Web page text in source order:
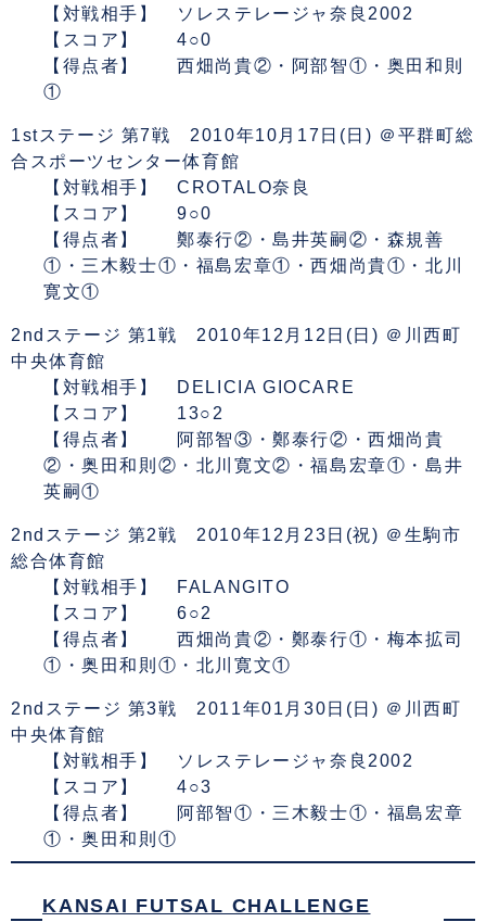
【対戦相手】 ソレステレージャ奈良2002
【スコア】 4○0
【得点者】 西畑尚貴②・阿部智①・奥田和則
①
1stステージ 第7戦 2010年10月17日(日) ＠平群町総
合スポーツセンター体育館
【対戦相手】 CROTALO奈良
【スコア】 9○0
【得点者】 鄭泰行②・島井英嗣②・森規善
①・三木毅士①・福島宏章①・西畑尚貴①・北川
寛文①
2ndステージ 第1戦 2010年12月12日(日) ＠川西町
中央体育館
【対戦相手】 DELICIA GIOCARE
【スコア】 13○2
【得点者】 阿部智③・鄭泰行②・西畑尚貴
②・奥田和則②・北川寛文②・福島宏章①・島井
英嗣①
2ndステージ 第2戦 2010年12月23日(祝) ＠生駒市
総合体育館
【対戦相手】 FALANGITO
【スコア】 6○2
【得点者】 西畑尚貴②・鄭泰行①・梅本拡司
①・奥田和則①・北川寛文①
2ndステージ 第3戦 2011年01月30日(日) ＠川西町
中央体育館
【対戦相手】 ソレステレージャ奈良2002
【スコア】 4○3
【得点者】 阿部智①・三木毅士①・福島宏章
①・奥田和則①
KANSAI FUTSAL CHALLENGE